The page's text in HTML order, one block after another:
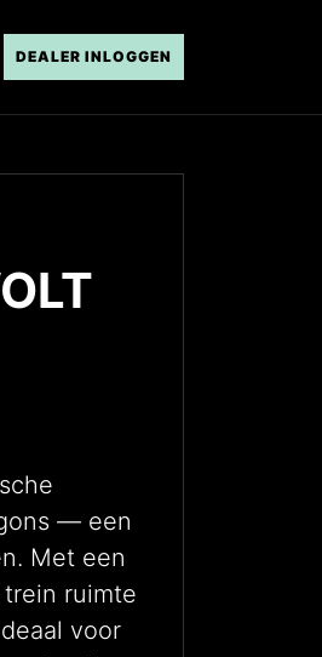
DEALER INLOGGEN
— een
Met een
ruimte
voor